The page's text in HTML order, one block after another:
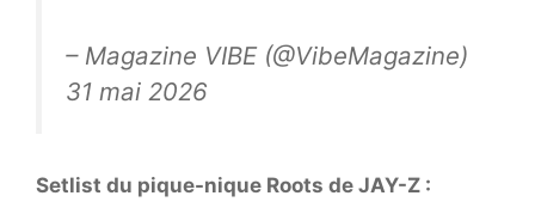
– Magazine VIBE (@VibeMagazine)
31 mai 2026
Setlist du pique-nique Roots de JAY-Z :